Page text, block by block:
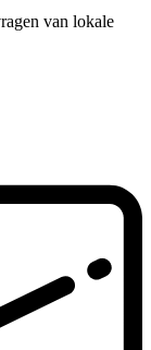
van lokale